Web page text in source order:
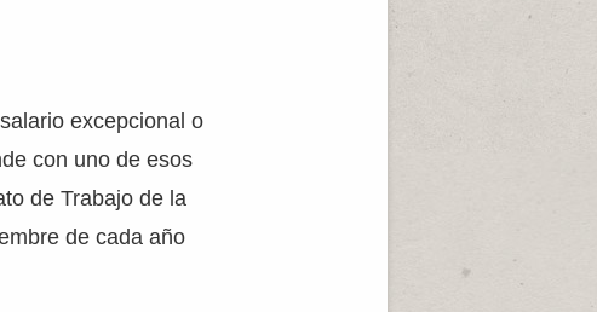
excepcional o
con uno de esos
de Trabajo de la
de cada año